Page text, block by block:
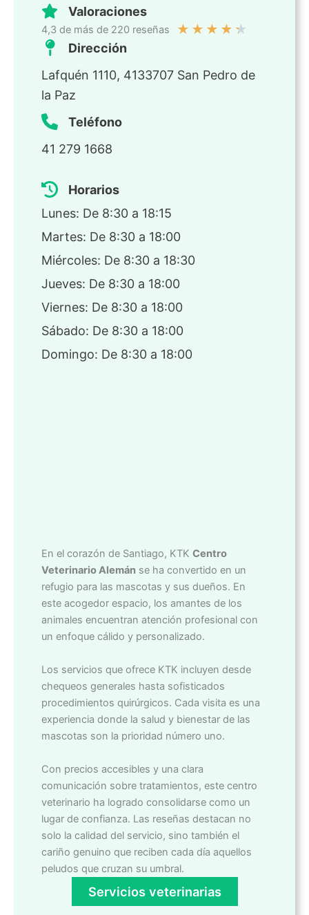
Valoraciones
4,3 de más de 220 reseñas ★ ★ ★ ★ ★
Dirección
Lafquén 1110, 4133707 San Pedro de
la Paz
Teléfono
41 279 1668
Horarios
Lunes: De 8:30 a 18:15
Martes: De 8:30 a 18:00
Miércoles: De 8:30 a 18:30
Jueves: De 8:30 a 18:00
Viernes: De 8:30 a 18:00
Sábado: De 8:30 a 18:00
Domingo: De 8:30 a 18:00
En el corazón de Santiago, KTK Centro
Veterinario Alemán se ha convertido en un
refugio para las mascotas y sus dueños. En
este acogedor espacio, los amantes de los
animales encuentran atención profesional con
un enfoque cálido y personalizado.
Los servicios que ofrece KTK incluyen desde
chequeos generales hasta sofisticados
procedimientos quirúrgicos. Cada visita es una
experiencia donde la salud y bienestar de las
mascotas son la prioridad número uno.
Con precios accesibles y una clara
comunicación sobre tratamientos, este centro
veterinario ha logrado consolidarse como un
lugar de confianza. Las reseñas destacan no
solo la calidad del servicio, sino también el
cariño genuino que reciben cada día aquellos
peludos que cruzan su umbral.
Servicios veterinarias